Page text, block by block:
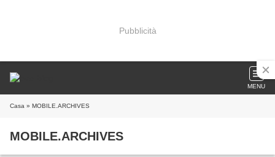
Pubblicità
MENU
Casa » MOBILE.ARCHIVES
MOBILE.ARCHIVES